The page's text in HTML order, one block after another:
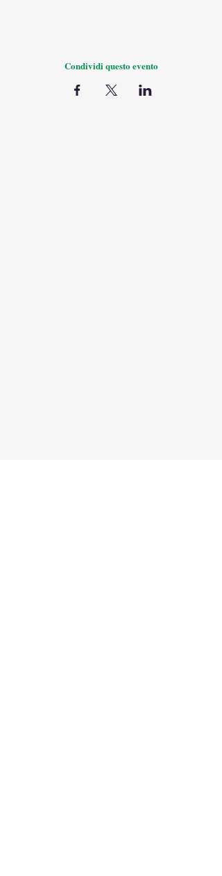
Condividi questo evento